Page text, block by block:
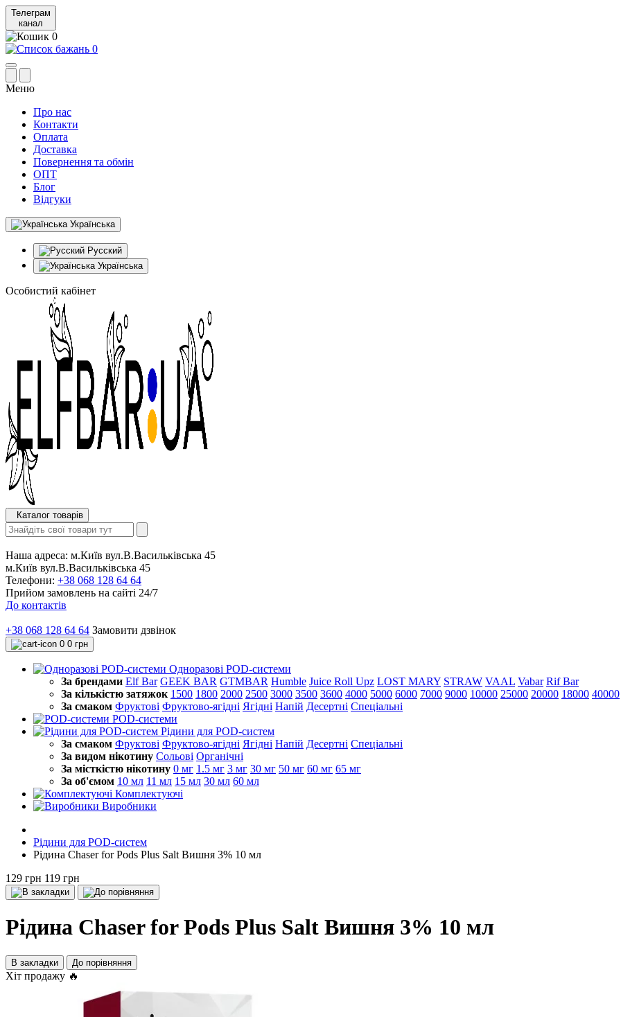
Телеграм
канал
0
0
Меню
Про нас
Контакти
Оплата
Доставка
Повернення та обмін
ОПТ
Блог
Відгуки
Українська
Русский
Українська
Особистий кабінет
Каталог товарів
Наша адреса: м.Київ вул.В.Васильківська 45
м.Київ вул.В.Васильківська 45
Телефони: +38 068 128 64 64
Прийом замовлень на сайті 24/7
До контактів
+38 068 128 64 64 Замовити дзвінок
0 0 грн
Одноразові POD-системи
За брендами Elf Bar GEEK BAR GTMBAR Humble Juice Roll Upz LOST MARY STRAW VAAL Vabar Rif Bar
За кількістю затяжок 1500 1800 2000 2500 3000 3500 3600 4000 5000 6000 7000 9000 10000 25000 20000 18000 40000
За смаком Фруктові Фруктово-ягідні Ягідні Напій Десертні Спеціальні
POD-системи
Рідини для POD-систем
За смаком Фруктові Фруктово-ягідні Ягідні Напій Десертні Спеціальні
За видом нікотину Сольові Органічні
За місткістю нікотину 0 мг 1.5 мг 3 мг 30 мг 50 мг 60 мг 65 мг
За об'ємом 10 мл 11 мл 15 мл 30 мл 60 мл
Комплектуючі
Виробники
Рідини для POD-систем
Рідина Chaser for Pods Plus Salt Вишня 3% 10 мл
129 грн 119 грн
Рідина Chaser for Pods Plus Salt Вишня 3% 10 мл
В закладки До порівняння
Хіт продажу 🔥